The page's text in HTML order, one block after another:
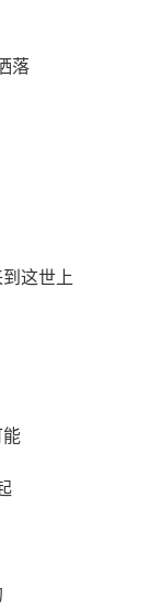
落
这世上
能